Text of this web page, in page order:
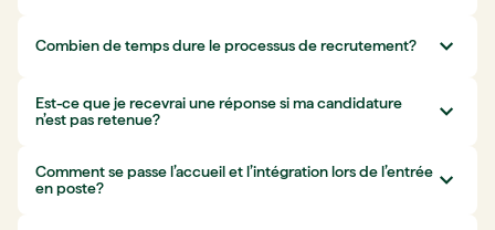
Combien de temps dure le processus de recrutement?
Est-ce que je recevrai une réponse si ma candidature
n’est pas retenue?
Comment se passe l’accueil et l’intégration lors de l’entrée
en poste?